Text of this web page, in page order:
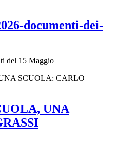
documenti-dei-
del 15 Maggio
UNA